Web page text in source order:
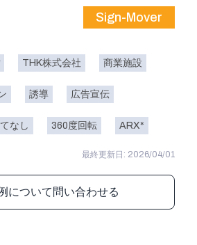
Sign-Mover
THK株式会社 商業施設
誘導 広告宣伝
なし 360度回転 ARX*
最終更新日: 2026/04/01
について問い合わせる